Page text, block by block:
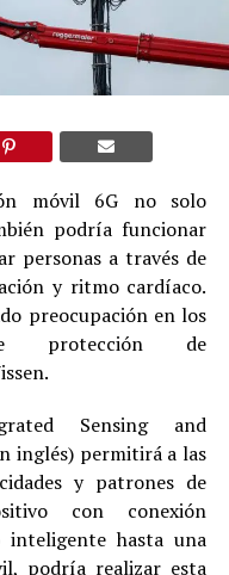
móvil 6G no solo
podría funcionar
personas a través de
y ritmo cardíaco.
preocupación en los
protección de
Sensing and
inglés) permitirá a las
y patrones de
con conexión
inteligente hasta una
podría realizar esta